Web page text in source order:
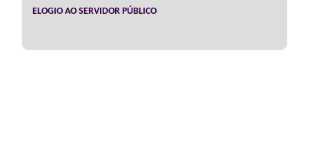
ELOGIO AO SERVIDOR PÚBLICO